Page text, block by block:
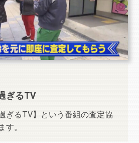
ぎるTV
ぎるTV】という番組の査定協
す。